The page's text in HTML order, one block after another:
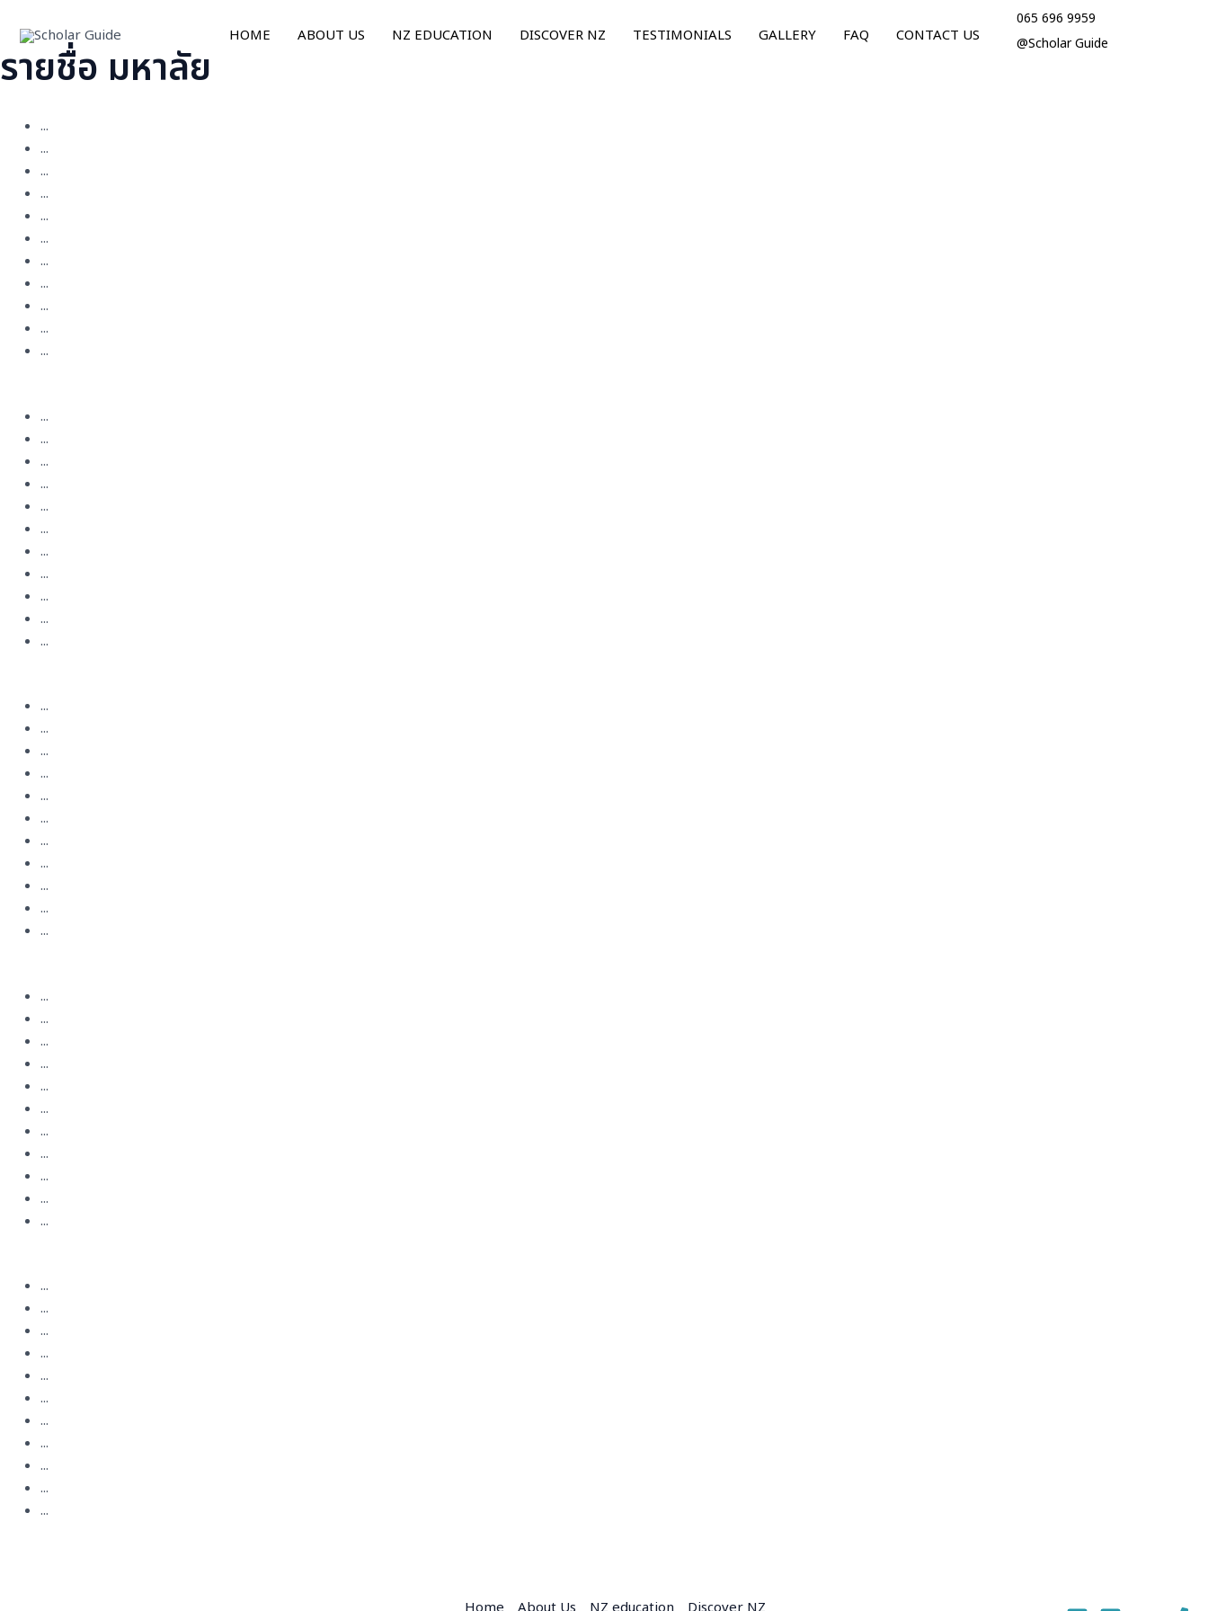
content
HOME ABOUT US NZ EDUCATION DISCOVER NZ TESTIMONIALS GALLERY FAQ CONTACT US
065 696 9959
@Scholar Guide
รายชื่อ มหาลัย
...
...
...
...
...
...
...
...
...
...
...
...
...
...
...
...
...
...
...
...
...
...
...
...
...
...
...
...
...
...
...
...
...
...
...
...
...
...
...
...
...
...
...
...
...
...
...
...
...
...
...
...
...
...
...